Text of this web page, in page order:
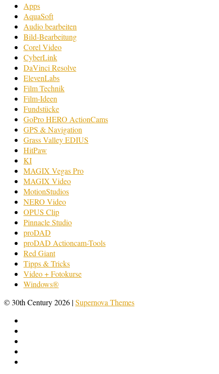
Apps
AquaSoft
Audio bearbeiten
Bild-Bearbeitung
Corel Video
CyberLink
DaVinci Resolve
ElevenLabs
Film Technik
Film-Ideen
Fundstücke
GoPro HERO ActionCams
GPS & Navigation
Grass Valley EDIUS
HitPaw
KI
MAGIX Vegas Pro
MAGIX Video
MotionStudios
NERO Video
OPUS Clip
Pinnacle Studio
proDAD
proDAD Actioncam-Tools
Red Giant
Tipps & Tricks
Video + Fotokurse
Windows®
© 30th Century 2026 |Supernova Themes